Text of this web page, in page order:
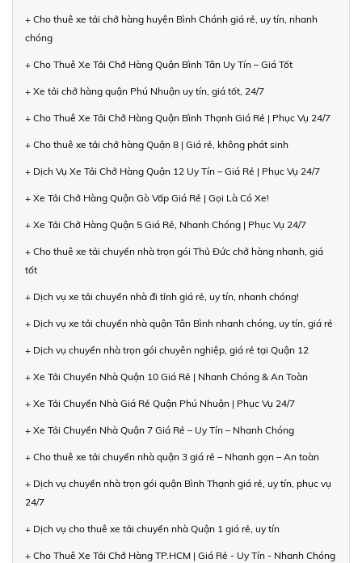
+ Cho thuê xe tải chở hàng huyện Bình Chánh giá rẻ, uy tín, nhanh
chóng
+ Cho Thuê Xe Tải Chở Hàng Quận Bình Tân Uy Tín – Giá Tốt
+ Xe tải chở hàng quận Phú Nhuận uy tín, giá tốt, 24/7
+ Cho Thuê Xe Tải Chở Hàng Quận Bình Thạnh Giá Rẻ | Phục Vụ 24/7
+ Cho thuê xe tải chở hàng Quận 8 | Giá rẻ, không phát sinh
+ Dịch Vụ Xe Tải Chở Hàng Quận 12 Uy Tín – Giá Rẻ | Phục Vụ 24/7
+ Xe Tải Chở Hàng Quận Gò Vấp Giá Rẻ | Gọi Là Có Xe!
+ Xe Tải Chở Hàng Quận 5 Giá Rẻ, Nhanh Chóng | Phục Vụ 24/7
+ Cho thuê xe tải chuyển nhà trọn gói Thủ Đức chở hàng nhanh, giá
tốt
+ Dịch vụ xe tải chuyển nhà đi tỉnh giá rẻ, uy tín, nhanh chóng!
+ Dịch vụ xe tải chuyển nhà quận Tân Bình nhanh chóng, uy tín, giá rẻ
+ Dịch vụ chuyển nhà trọn gói chuyên nghiệp, giá rẻ tại Quận 12
+ Xe Tải Chuyển Nhà Quận 10 Giá Rẻ | Nhanh Chóng & An Toàn
+ Xe Tải Chuyển Nhà Giá Rẻ Quận Phú Nhuận | Phục Vụ 24/7
+ Xe Tải Chuyển Nhà Quận 7 Giá Rẻ – Uy Tín – Nhanh Chóng
+ Cho thuê xe tải chuyển nhà quận 3 giá rẻ – Nhanh gọn – An toàn
+ Dịch vụ chuyển nhà trọn gói quận Bình Thạnh giá rẻ, uy tín, phục vụ
24/7
+ Dịch vụ cho thuê xe tải chuyển nhà Quận 1 giá rẻ, uy tín
+ Cho Thuê Xe Tải Chở Hàng TP.HCM | Giá Rẻ - Uy Tín - Nhanh Chóng